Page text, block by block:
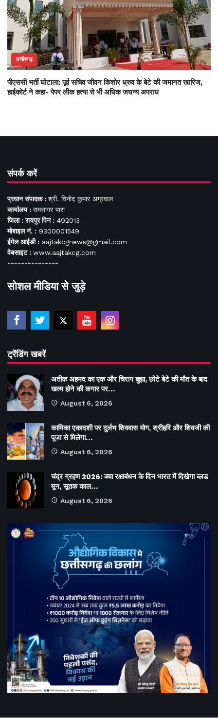
छत्तीसगढ़
पीएससी भर्ती घोटाला: पूर्व सचिव जीवन किशोर ध्रुव के बेटे की जमानत खारिज,
हाईकोर्ट ने कहा- पेपर लीक हत्या से भी अधिक जघन्य अपराध
संपर्क करें
प्रधान संपादक : श्री. विनोद कुमार अग्रवाल
कार्यालय : रामसागर पारा
जिला : रायपुर पिन : 492013
मोबाइल नं. : 9300001549
ईमेल आईडी : aajtakcgnews@gmail.com
वेबसाइट : www.aajtakcg.com
---------------
सोशल मीडिया से जुड़े
ट्रेंडिंग खबरें
अतीक अहमद का एक और चिराग बुझा, छोटे बेटे की मौत के बाद
खत्म होने की कगार पर…
August 6, 2026
कामिका एकादशी पर दुर्लभ शिववास योग, श्रीहरि और शिवजी की
पूजा से मिलेगा…
August 6, 2026
चंद्र ग्रहण 2026: क्या रक्षाबंधन के दिन भारत में दिखेगा ब्लड
मून, सूतक काल…
August 6, 2026